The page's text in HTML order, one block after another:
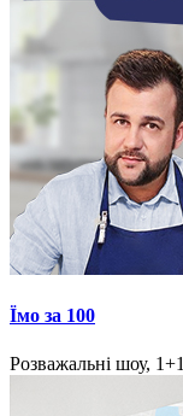
Їмо за 100
Розважальні шоу, 1+1